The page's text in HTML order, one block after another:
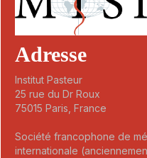
Adresse
Institut Pasteur
25 rue du Dr Roux
75015 Paris, France
Société francophone de
internationale